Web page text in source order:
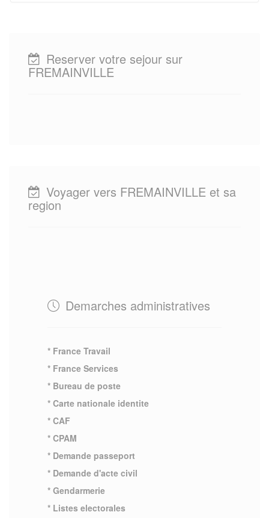
Reserver votre sejour sur
FREMAINVILLE
Voyager vers FREMAINVILLE et sa
region
Demarches administratives
* France Travail
* France Services
* Bureau de poste
* Carte nationale identite
* CAF
* CPAM
* Demande passeport
* Demande d'acte civil
* Gendarmerie
* Listes electorales